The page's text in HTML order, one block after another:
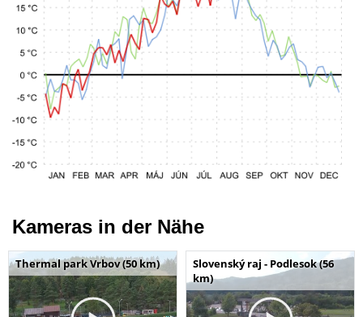
Kameras in der Nähe
Thermal park Vrbov (50 km)
Slovenský raj - Podlesok (56
km)